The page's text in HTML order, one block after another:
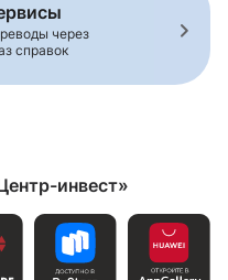
через
справок
инвест»